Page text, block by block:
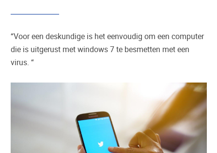
“Voor een deskundige is het eenvoudig om een computer
die is uitgerust met windows 7 te besmetten met een
virus. “